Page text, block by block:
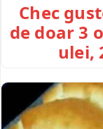
Chec
de doar 3
ulei,